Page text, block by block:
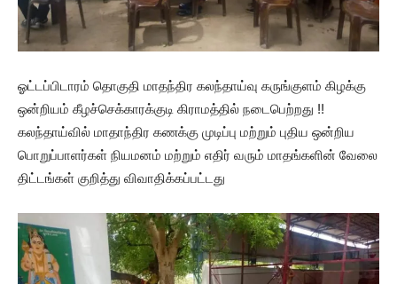
ஓட்டப்பிடாரம் தொகுதி மாதந்திர கலந்தாய்வு கருங்குளம் கிழக்கு
ஒன்றியம் கீழச்செக்காரக்குடி கிராமத்தில் நடைபெற்றது !!
கலந்தாய்வில் மாதாந்திர கணக்கு முடிப்பு மற்றும் புதிய ஒன்றிய
பொறுப்பாளர்கள் நியமனம் மற்றும் எதிர் வரும் மாதங்களின் வேலை
திட்டங்கள் குறித்து விவாதிக்கப்பட்டது